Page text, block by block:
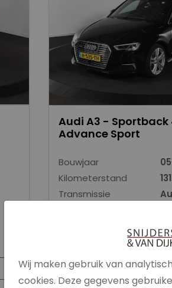
Audi A3 -
Advance Sport
Bouwjaar
Kilometerstand
Transmissie
Bekijk
Wij maken gebruik van
cookies. Deze gegevens